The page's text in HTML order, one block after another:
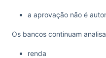
a aprovação não é
Os bancos continuam
renda